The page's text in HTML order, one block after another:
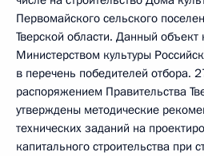
Первомайского сельского
Тверской области. Данный объект
Министерством культуры
в перечень победителей отбора.
распоряжением Правительства
утверждены методические
технических заданий на
капитального строительства при